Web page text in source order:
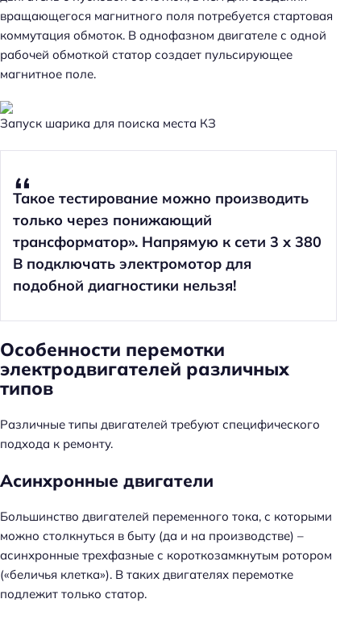
вращающегося магнитного поля потребуется стартовая
коммутация обмоток. В однофазном двигателе с одной
рабочей обмоткой статор создает пульсирующее
магнитное поле.
Запуск шарика для поиска места КЗ
Такое тестирование можно производить
только через понижающий
трансформатор». Напрямую к сети 3 х 380
В подключать электромотор для
подобной диагностики нельзя!
Особенности перемотки
электродвигателей различных
типов
Различные типы двигателей требуют специфического
подхода к ремонту.
Асинхронные двигатели
Большинство двигателей переменного тока, с которыми
можно столкнуться в быту (да и на производстве) –
асинхронные трехфазные с короткозамкнутым ротором
(«беличья клетка»). В таких двигателях перемотке
подлежит только статор.